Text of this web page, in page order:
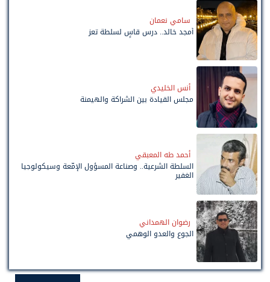
سامي نعمان
أمجد خالد.. درس قاسٍ لسلطة تعز
أنس الخليدي
مجلس القيادة بين الشراكة والهيمنة
أحمد طه المعبقي
السلطة الشرعية.. وصناعة المسؤول الإمّعة وسيكولوجيا
الغفير
رضوان الهمداني
الجوع والعدو الوهمي